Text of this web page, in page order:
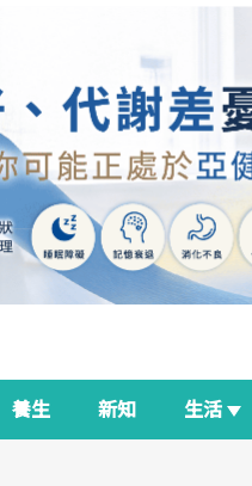
養生 新知 生活